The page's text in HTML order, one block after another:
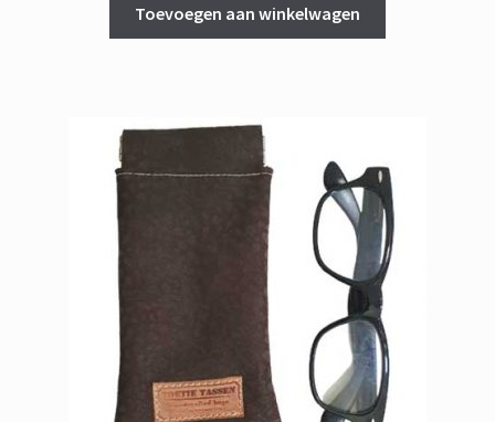
Toevoegen aan winkelwagen